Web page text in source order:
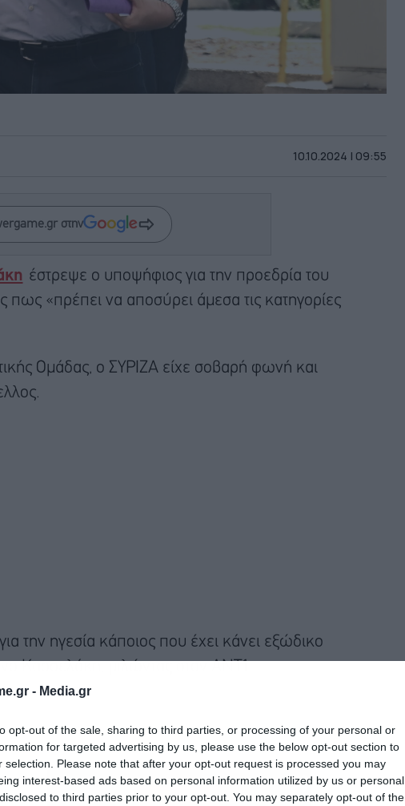
- Media.gr
opt-out of the sale, sharing to third parties, or processing of your personal or
for targeted advertising by us, please use the below opt-out section to
selection. Please note that after your opt-out request is processed you may
interest-based ads based on personal information utilized by us or personal
to third parties prior to your opt-out. You may separately opt-out of the
10.10.2024 | 09:55
στην
έστρεψε ο υποψήφιος για την προεδρία του
πως «πρέπει να αποσύρει άμεσα τις κατηγορίες
Ομάδας, ο ΣΥΡΙΖΑ είχε σοβαρή φωνή και
την ηγεσία κάποιος που έχει κάνει εξώδικο
Κασσελάκη, μιλώντας στον ΑΝΤ1.